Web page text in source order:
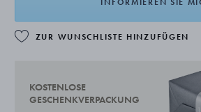
ZUR WUNSCHLISTE HINZUFÜGEN
KOSTENLOSE
GESCHENKVERPACKUNG